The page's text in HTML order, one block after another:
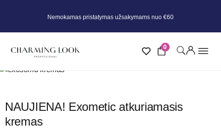
Nemokamas pristatymas užsakymams nuo €60
0
NAUJIENA! Exometic atkuriamasis
kremas